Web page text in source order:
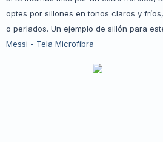
optes por sillones en tonos claros y
o perlados. Un ejemplo de sillón para
Messi - Tela Microfibra